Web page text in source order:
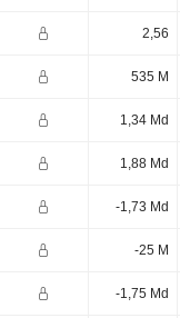
2,56
535 M
1,34 Md
1,88 Md
-1,73 Md
-25 M
-1,75 Md